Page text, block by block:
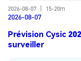
2026-08-07
15-20m
2026-08-07
Prévision Cysic
surveiller